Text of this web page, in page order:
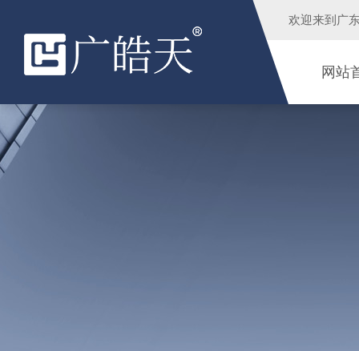
欢迎来到 广
网站